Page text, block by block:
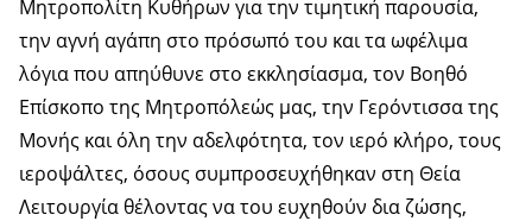
Μητροπολίτη Κυθήρων για την τιμητική παρουσία,
την αγνή αγάπη στο πρόσωπό του και τα ωφέλιμα
λόγια που απηύθυνε στο εκκλησίασμα, τον Βοηθό
Επίσκοπο της Μητροπόλεώς μας, την Γερόντισσα της
Μονής και όλη την αδελφότητα, τον ιερό κλήρο, τους
ιεροψάλτες, όσους συμπροσευχήθηκαν στη Θεία
Λειτουργία θέλοντας να του ευχηθούν δια ζώσης,